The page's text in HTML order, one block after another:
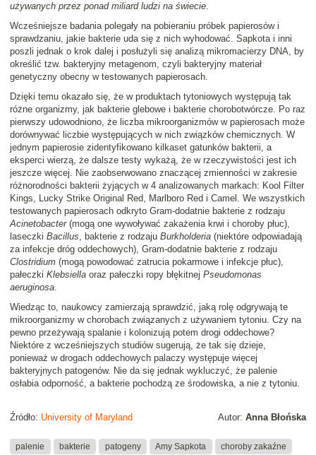
używanych przez ponad miliard ludzi na świecie.
Wcześniejsze badania polegały na pobieraniu próbek papierosów i
sprawdzaniu, jakie bakterie uda się z nich wyhodować. Sapkota i inni
poszli jednak o krok dalej i posłużyli się analizą mikromacierzy DNA, by
określić tzw. bakteryjny metagenom, czyli bakteryjny materiał
genetyczny obecny w testowanych papierosach.
Dzięki temu okazało się, że w produktach tytoniowych występują tak
różne organizmy, jak bakterie glebowe i bakterie chorobotwórcze. Po raz
pierwszy udowodniono, że liczba mikroorganizmów w papierosach może
dorównywać liczbie występujących w nich związków chemicznych. W
jednym papierosie zidentyfikowano kilkaset gatunków bakterii, a
eksperci wierzą, że dalsze testy wykażą, że w rzeczywistości jest ich
jeszcze więcej. Nie zaobserwowano znaczącej zmienności w zakresie
różnorodności bakterii żyjących w 4 analizowanych markach: Kool Filter
Kings, Lucky Strike Original Red, Marlboro Red i Camel. We wszystkich
testowanych papierosach odkryto Gram-dodatnie bakterie z rodzaju
Acinetobacter (mogą one wywoływać zakażenia krwi i choroby płuc),
laseczki Bacillus, bakterie z rodzaju Burkholderia (niektóre odpowiadają
za infekcje dróg oddechowych), Gram-dodatnie bakterie z rodzaju
Clostridium (mogą powodować zatrucia pokarmowe i infekcje płuc),
pałeczki Klebsiella oraz pałeczki ropy błękitnej Pseudomonas
aeruginosa.
Wiedząc to, naukowcy zamierzają sprawdzić, jaką rolę odgrywają te
mikroorganizmy w chorobach związanych z używaniem tytoniu. Czy na
pewno przeżywają spalanie i kolonizują potem drogi oddechowe?
Niektóre z wcześniejszych studiów sugerują, że tak się dzieje,
ponieważ w drogach oddechowych palaczy występuje więcej
bakteryjnych patogenów. Nie da się jednak wykluczyć, że palenie
osłabia odporność, a bakterie pochodzą ze środowiska, a nie z tytoniu.
Autor: Anna Błońska
Źródło: University of Maryland
palenie bakterie patogeny Amy Sapkota choroby zakaźne